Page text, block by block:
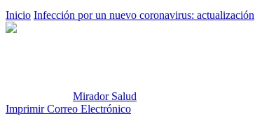
Inicio Infección por un nuevo coronavirus: actualización
Mirador Salud
Imprimir Correo Electrónico